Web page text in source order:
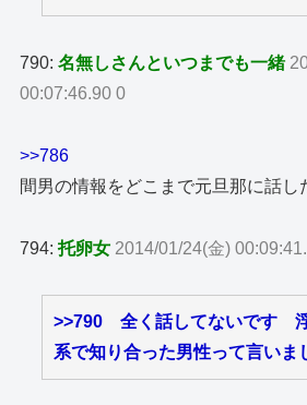
790:名無しさんといつまでも一緒
00:07:46.90 0
>>786
間男の情報をどこまで元旦那に話し
794:托卵女 2014/01/24(金)
>>790 全く話してないです
系で知り合った男性って言いま